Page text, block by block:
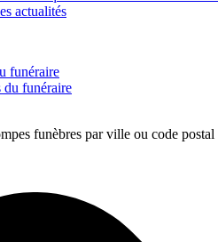
actualités
funéraire
du funéraire
funèbres par ville ou code postal